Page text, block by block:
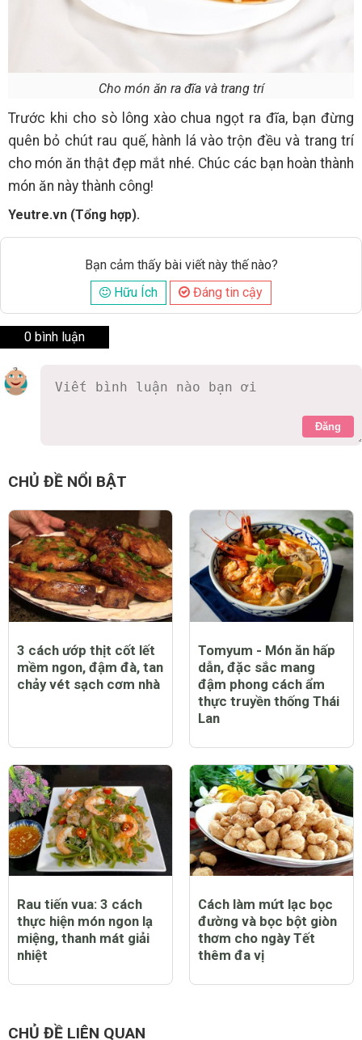
Cho món ăn ra đĩa và trang trí
Trước khi cho sò lông xào chua ngọt ra đĩa, bạn đừng
quên bỏ chút rau quế, hành lá vào trộn đều và trang trí
cho món ăn thật đẹp mắt nhé. Chúc các bạn hoàn thành
món ăn này thành công!
Yeutre.vn (Tổng hợp).
Bạn cảm thấy bài viết này thế nào?
Hữu Ích
Đáng tin cậy
0 bình luận
Đăng
CHỦ ĐỀ NỔI BẬT
3 cách ướp thịt cốt lết
mềm ngon, đậm đà, tan
chảy vét sạch cơm nhà
Tomyum - Món ăn hấp
dẫn, đặc sắc mang
đậm phong cách ẩm
thực truyền thống Thái
Lan
Rau tiến vua: 3 cách
thực hiện món ngon lạ
miệng, thanh mát giải
nhiệt
Cách làm mứt lạc bọc
đường và bọc bột giòn
thơm cho ngày Tết
thêm đa vị
CHỦ ĐỀ LIÊN QUAN